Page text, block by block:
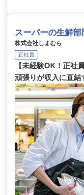
スーパーの生鮮
株式会社しまむら
正社員
【未経験OK！正社
頑張りが収入に直結